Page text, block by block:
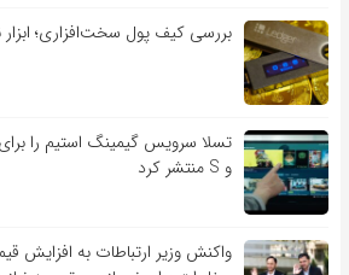
بررسی کیف‌ پول سخت‌افزاری؛ ابزار
و S منتشر کرد
واکنش وزیر ارتباطات به افزایش